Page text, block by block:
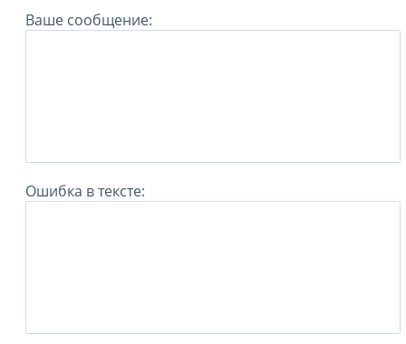
Ваше сообщение:
Ошибка в тексте: